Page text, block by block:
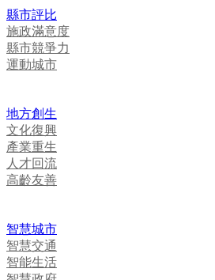
縣市評比
施政滿意度
縣市競爭力
運動城市
地方創生
文化復興
產業重生
人才回流
高齡友善
智慧城市
智慧交通
智能生活